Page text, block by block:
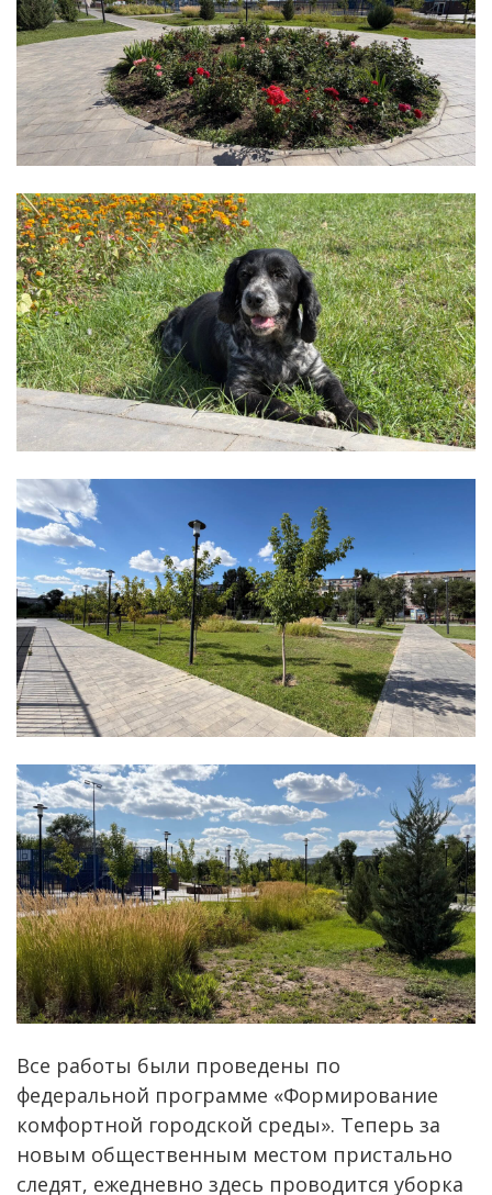
Все работы были проведены по
федеральной программе «Формирование
комфортной городской среды». Теперь за
новым общественным местом пристально
следят, ежедневно здесь проводится уборка